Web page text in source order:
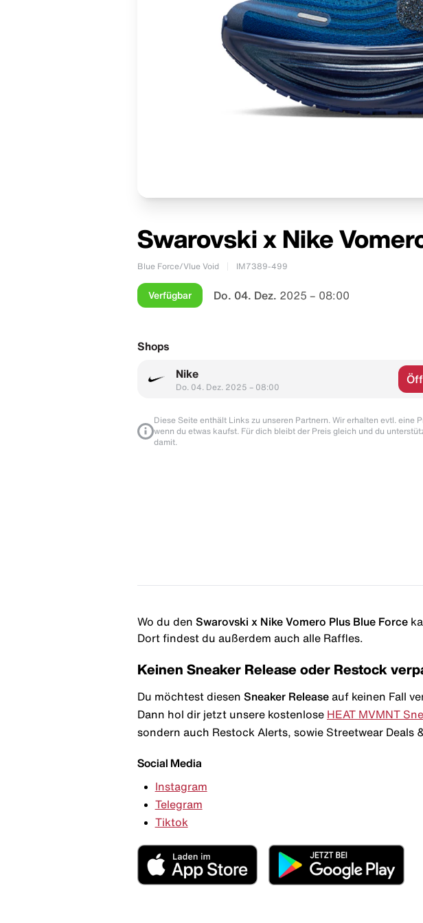
Swarovski x Nike
Blue Force/Vlue Void IM7389-499
Verfügbar Do. 04. Dez. 2025 – 08:00
Shops
Nike
Do. 04. Dez. 2025 – 08:00
Diese Seite enthält Links zu unseren Partnern. Wir erhalten evtl. eine
wenn du etwas kaufst. Für dich bleibt der Preis gleich und du
damit.
Wo du den Swarovski x Nike Vomero Plus Blue Force
Dort findest du außerdem auch alle Raffles.
Keinen Sneaker Release oder Restock
Du möchtest diesen Sneaker Release auf keinen Fall
Dann hol dir jetzt unsere kostenlose HEAT MVMNT
sondern auch Restock Alerts, sowie Streetwear Deals
Social Media
Instagram
Telegram
Tiktok